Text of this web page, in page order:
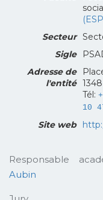
Secteur
Sigle
Adresse de
l'entité
Tél:
10
Site web
Responsable
Aubin